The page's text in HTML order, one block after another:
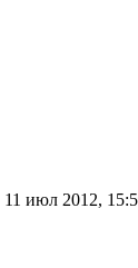
11 июл 2012,